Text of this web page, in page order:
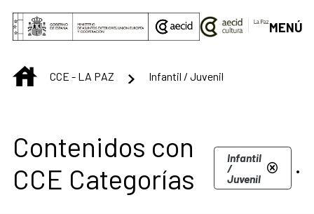
Saltar al contenido principal
MENÚ
INICIOCCE - LA PAZ Infantil / Juvenil
Contenidos con
CCE Categorías
Infantil
/
Juvenil .